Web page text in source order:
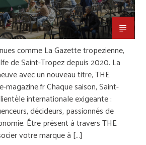
comme La Gazette tropezienne,
de Saint-Tropez depuis 2020. La
avec un nouveau titre, THE
magazine.fr Chaque saison, Saint-
internationale exigeante :
décideurs, passionnés de
Être présent à travers THE
votre marque à […]